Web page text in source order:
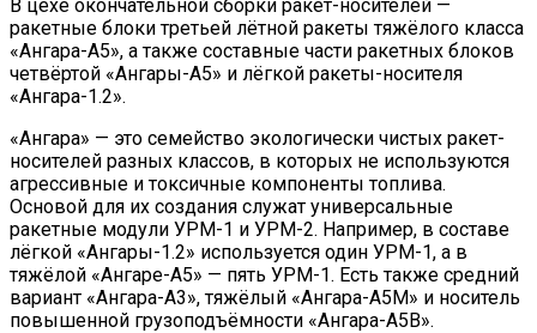
В цехе окончательной сборки ракет-носителей —
ракетные блоки третьей лётной ракеты тяжёлого класса
«Ангара-А5», а также составные части ракетных блоков
четвёртой «Ангары-А5» и лёгкой ракеты-носителя
«Ангара-1.2».
«Ангара» — это семейство экологически чистых ракет-
носителей разных классов, в которых не используются
агрессивные и токсичные компоненты топлива.
Основой для их создания служат универсальные
ракетные модули УРМ-1 и УРМ-2. Например, в составе
лёгкой «Ангары-1.2» используется один УРМ-1, а в
тяжёлой «Ангаре-А5» — пять УРМ-1. Есть также средний
вариант «Ангара-А3», тяжёлый «Ангара-А5М» и носитель
повышенной грузоподъёмности «Ангара-А5В».